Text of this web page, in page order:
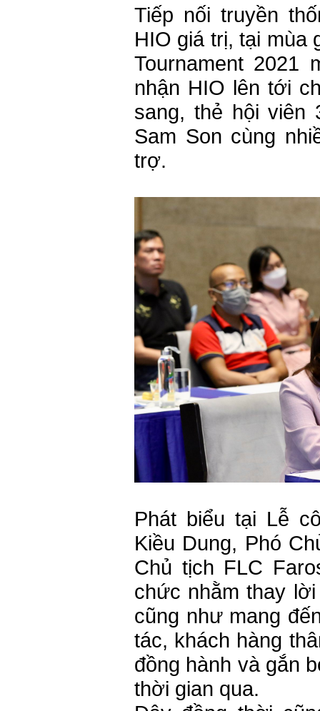
Tiếp nối truyền
HIO giá trị, tại mùa
Tournament 2021
nhận HIO lên tới
sang, thẻ hội viên
Sam Son cùng
trợ.
Phát biểu tại Lễ
Kiều Dung, Phó
Chủ tịch FLC
chức nhằm thay
cũng như mang
tác, khách hàng
đồng hành và gắn
thời gian qua.